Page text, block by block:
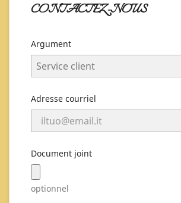
CONTACTEZ-NOUS
Argument
Adresse courriel
Document joint
optionnel